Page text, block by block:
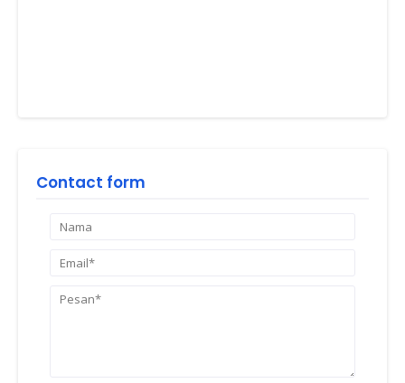
Contact form